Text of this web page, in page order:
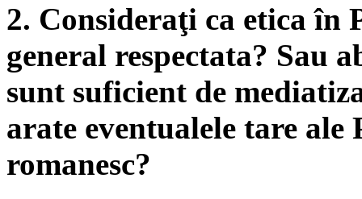
2. Consideraţi ca etica în
general respectata? Sau
sunt suficient de
arate eventualele tare ale
romanesc?